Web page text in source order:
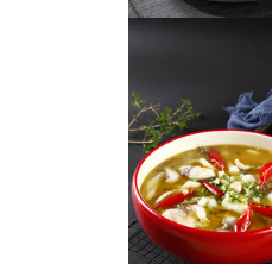
酸菜鱼水煮鱼泡椒